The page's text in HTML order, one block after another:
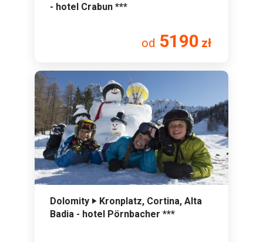
- hotel Crabun ***
od 5190 zł
Dolomity ‣ Kronplatz, Cortina, Alta
Badia - hotel Pörnbacher ***